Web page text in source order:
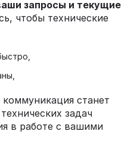
запросы и текущие
чтобы технические
станет
задач
в работе с вашими